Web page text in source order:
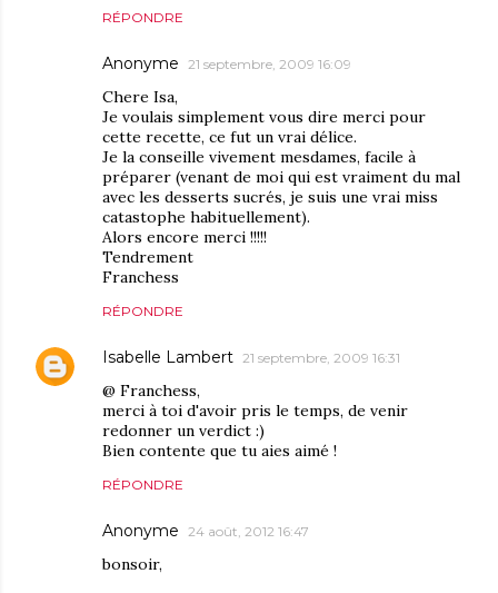
RÉPONDRE
Anonyme 21 septembre, 2009 16:09
Chere Isa,
Je voulais simplement vous dire merci pour
cette recette, ce fut un vrai délice.
Je la conseille vivement mesdames, facile à
préparer (venant de moi qui est vraiment du mal
avec les desserts sucrés, je suis une vrai miss
catastophe habituellement).
Alors encore merci !!!!!
Tendrement
Franchess
RÉPONDRE
Isabelle Lambert 21 septembre, 2009 16:31
@ Franchess,
merci à toi d'avoir pris le temps, de venir
redonner un verdict :)
Bien contente que tu aies aimé !
RÉPONDRE
Anonyme 24 août, 2012 16:47
bonsoir,